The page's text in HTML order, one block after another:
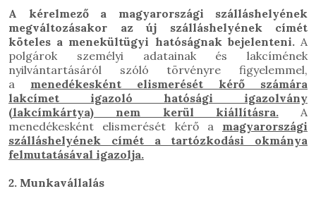
A kérelmező a magyarországi szálláshelyének
megváltozásakor az új szálláshelyének címét
köteles a menekültügyi hatóságnak bejelenteni. A
polgárok személyi adatainak és lakcímének
nyilvántartásáról szóló törvényre figyelemmel,
a menedékesként elismerését kérő számára
lakcímet igazoló hatósági igazolvány
(lakcímkártya) nem kerül kiállításra.
A
menedékesként elismerését kérő a
magyarországi
szálláshelyének címét a tartózkodási okmánya
felmutatásával igazolja.
2. Munkavállalás